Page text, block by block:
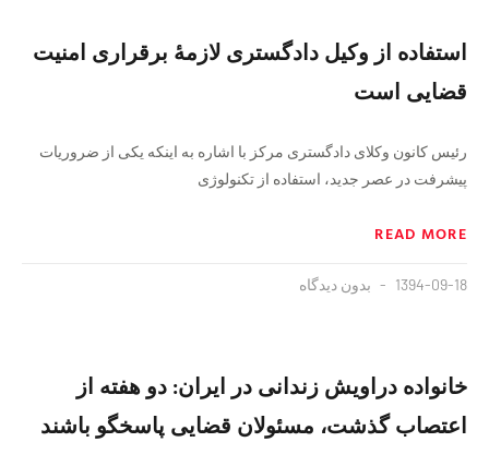
استفاده از وکیل دادگستری لازمهٔ برقراری امنیت
قضایی است
رئیس کانون وکلای دادگستری مرکز با اشاره به اینکه یکی از ضروریات
پیشرفت در عصر جدید، استفاده از تکنولوژی
READ MORE
1394-09-18 بدون دیدگاه
خانواده دراویش زندانی در ایران: دو هفته از
اعتصاب گذشت، مسئولان قضایی پاسخگو باشند